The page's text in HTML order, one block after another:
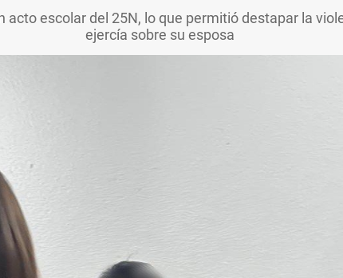
acto escolar del 25N, lo que permitió destapar la
ejercía sobre su esposa